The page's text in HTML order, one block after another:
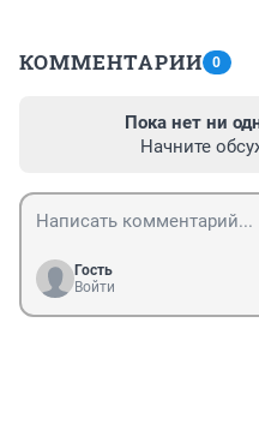
КОММЕНТАРИИ 0
Пока нет ни
Начните
Гость
Войти